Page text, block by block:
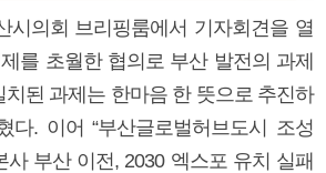
시의회 브리핑룸에서 기자회견을 열
를 초월한 협의로 부산 발전의 과제
치된 과제는 한마음 한 뜻으로 추진하
다. 이어 “부산글로벌허브도시 조성
사 부산 이전, 2030 엑스포 유치 실패